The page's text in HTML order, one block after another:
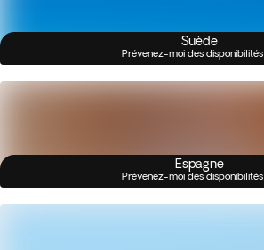
Suède
Prévenez-moi des disponibilités
Espagne
Prévenez-moi des disponibilités